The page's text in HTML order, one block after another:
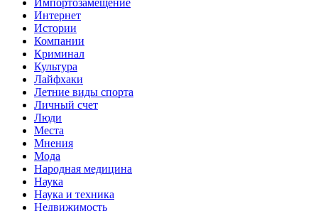
Интернет
Истории
Компании
Криминал
Культура
Лайфхаки
Летние виды спорта
Личный счет
Люди
Места
Мнения
Мода
Народная медицина
Наука
Наука и техника
Недвижимость